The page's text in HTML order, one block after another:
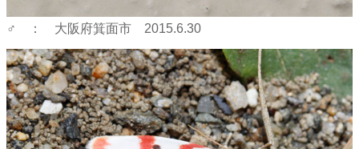
♂ ： 大阪府箕面市 2015.6.30